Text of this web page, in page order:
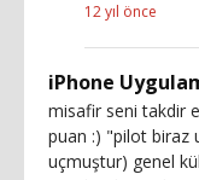
12 yıl önce
iPhone
misafir seni takdir
puan :) "pilot biraz
uçmuştur) genel